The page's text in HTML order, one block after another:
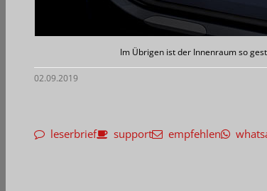
Im Übrigen ist der Innenraum so
02.09.2019
leserbrief support empfehlen